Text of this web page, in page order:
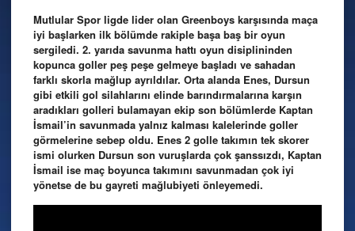
Mutlular Spor ligde lider olan Greenboys karşısında maça
iyi başlarken ilk bölümde rakiple başa baş bir oyun
sergiledi. 2. yarıda savunma hattı oyun disiplininden
kopunca goller peş peşe gelmeye başladı ve sahadan
farklı skorla mağlup ayrıldılar. Orta alanda Enes, Dursun
gibi etkili gol silahlarını elinde barındırmalarına karşın
aradıkları golleri bulamayan ekip son bölümlerde Kaptan
İsmail’in savunmada yalnız kalması kalelerinde goller
görmelerine sebep oldu. Enes 2 golle takımın tek skorer
ismi olurken Dursun son vuruşlarda çok şanssızdı, Kaptan
İsmail ise maç boyunca takımını savunmadan çok iyi
yönetse de bu gayreti mağlubiyeti önleyemedi.